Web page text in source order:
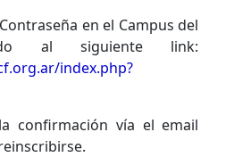
en el Campus del
al siguiente link:
index.php?
confirmación vía el email